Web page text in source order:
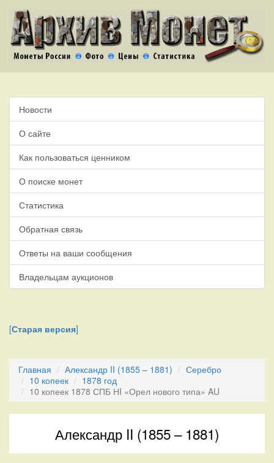
Новости
О сайте
Как пользоваться ценником
О поиске монет
Статистика
Обратная связь
Ответы на ваши сообщения
Владельцам аукционов
[Старая версия]
Главная Александр II (1855 – 1881)
Серебро
10 копеек
1878 год
10 копеек 1878 СПБ НI «Орел нового типа» AU
Александр II (1855 – 1881)